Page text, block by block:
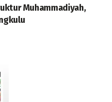
Muhammadiyah,